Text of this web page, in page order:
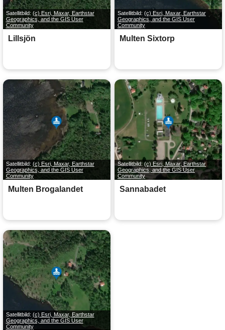
Satellitbild: (c) Esri, Maxar, Earthstar
Geographics, and the GIS User
Community
Lillsjön
Satellitbild: (c) Esri, Maxar, Earthstar
Geographics, and the GIS User
Community
Multen Sixtorp
Satellitbild: (c) Esri, Maxar, Earthstar
Geographics, and the GIS User
Community
Multen Brogalandet
Satellitbild: (c) Esri, Maxar, Earthstar
Geographics, and the GIS User
Community
Sannabadet
Satellitbild: (c) Esri, Maxar, Earthstar
Geographics, and the GIS User
Community